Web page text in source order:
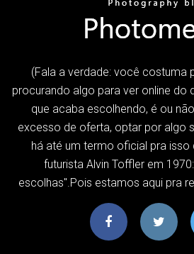
(Fala a verdade: você costuma
procurando algo para ver online do
que acaba escolhendo, é ou
excesso de oferta, optar por algo
há até um termo oficial pra isso
futurista Alvin Toffler em
escolhas".Pois estamos aqui pra